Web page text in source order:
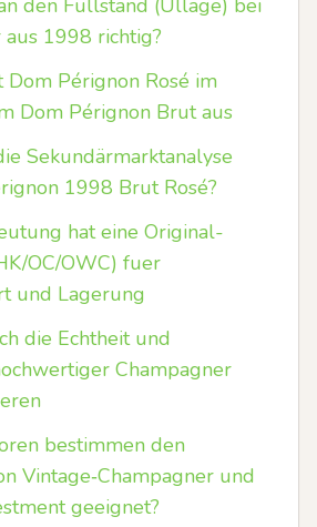
den Füllstand (Ullage) bei
1998 richtig?
Dom Pérignon Rosé im
Dom Pérignon Brut aus
Sekundärmarktanalyse
1998 Brut Rosé?
hat eine Original-
OC/OWC) fuer
und Lagerung
die Echtheit und
Champagner
bestimmen den
Vintage‑Champagner und
geeignet?